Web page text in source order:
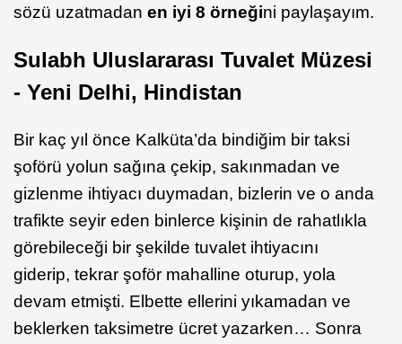
sözü uzatmadan en iyi 8 örneğini paylaşayım.
Sulabh Uluslararası Tuvalet Müzesi
- Yeni Delhi, Hindistan
Bir kaç yıl önce Kalküta’da bindiğim bir taksi
şoförü yolun sağına çekip, sakınmadan ve
gizlenme ihtiyacı duymadan, bizlerin ve o anda
trafikte seyir eden binlerce kişinin de rahatlıkla
görebileceği bir şekilde tuvalet ihtiyacını
giderip, tekrar şoför mahalline oturup, yola
devam etmişti. Elbette ellerini yıkamadan ve
beklerken taksimetre ücret yazarken… Sonra